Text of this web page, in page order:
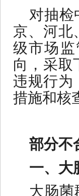
对抽检
京、河北
级市场
向，采取
违规行为
措施和核
部分不
一、大
大肠菌